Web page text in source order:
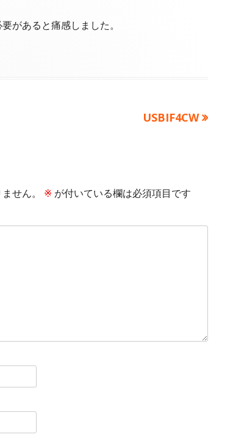
があると痛感しました。
次
USBIF4CW
せん。 ※ が付いている欄は必須項目です